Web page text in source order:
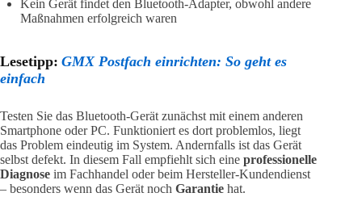
Kein Gerät findet den Bluetooth-Adapter, obwohl andere
Maßnahmen erfolgreich waren
Lesetipp: GMX Postfach einrichten: So geht es
einfach
Testen Sie das Bluetooth-Gerät zunächst mit einem anderen
Smartphone oder PC. Funktioniert es dort problemlos, liegt
das Problem eindeutig im System. Andernfalls ist das Gerät
selbst defekt. In diesem Fall empfiehlt sich eine professionelle
Diagnose im Fachhandel oder beim Hersteller-Kundendienst
– besonders wenn das Gerät noch Garantie hat.